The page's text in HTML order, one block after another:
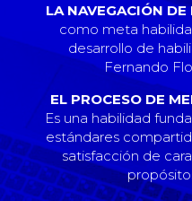
LA NAVEGACIÓN
como meta
desarrollo de
Fernando
EL PROCESO DE
Es una habilidad
estándares
satisfacción de